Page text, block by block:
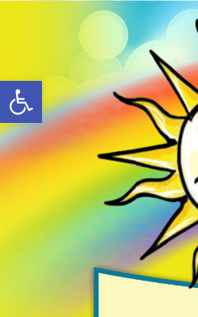
Otwórz pasek narzędzi